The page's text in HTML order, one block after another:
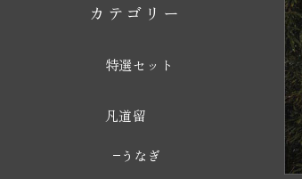
カテゴリー
特選セット
凡道留
うなぎ